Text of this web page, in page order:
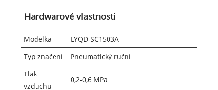
Hardwarové vlastnosti
Modelka
LYQD-SC1503A
Typ značení
Pneumatický ruční
Tlak
vzduchu
0,2-0,6 MPa